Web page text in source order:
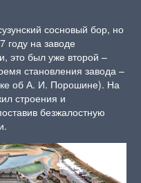
сосновый бор, но
году на заводе
это был уже второй –
становления завода –
об А. И. Порошине). На
строения и
безжалостную